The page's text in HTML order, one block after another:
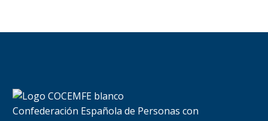
Confederación Española de Personas con